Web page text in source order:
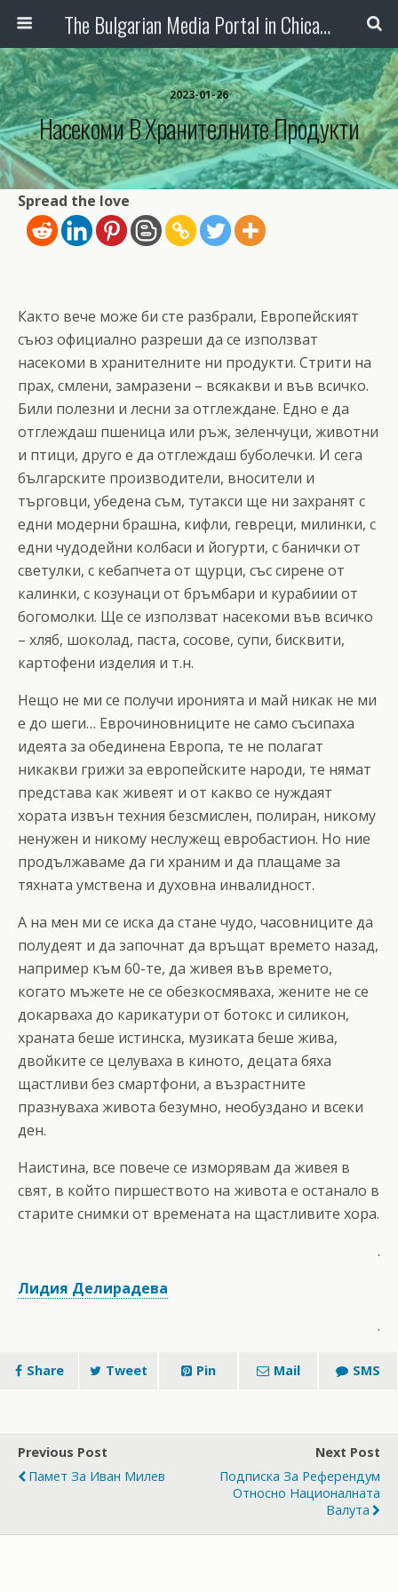
The Bulgarian Media Portal in Chicago
2023-01-26
Насекоми В Хранителните Продукти
Spread the love
Както вече може би сте разбрали, Европейският
съюз официално разреши да се използват
насекоми в хранителните ни продукти. Стрити на
прах, смлени, замразени – всякакви и във всичко.
Били полезни и лесни за отглеждане. Едно е да
отглеждаш пшеница или ръж, зеленчуци, животни
и птици, друго е да отглеждаш буболечки. И сега
българските производители, вносители и
търговци, убедена съм, тутакси ще ни захранят с
едни модерни брашна, кифли, гевреци, милинки, с
едни чудодейни колбаси и йогурти, с банички от
светулки, с кебапчета от щурци, със сирене от
калинки, с козунаци от бръмбари и курабиии от
богомолки. Ще се използват насекоми във всичко
– хляб, шоколад, паста, сосове, супи, бисквити,
картофени изделия и т.н.
Нещо не ми се получи иронията и май никак не ми
е до шеги… Еврочиновниците не само съсипаха
идеята за обединена Европа, те не полагат
никакви грижи за европейските народи, те нямат
представа как живеят и от какво се нуждаят
хората извън техния безсмислен, полиран, никому
ненужен и никому неслужещ евробастион. Но ние
продължаваме да ги храним и да плащаме за
тяхната умствена и духовна инвалидност.
А на мен ми се иска да стане чудо, часовниците да
полудеят и да започнат да връщат времето назад,
например към 60-те, да живея във времето,
когато мъжете не се обезкосмяваха, жените не се
докарваха до карикатури от ботокс и силикон,
храната беше истинска, музиката беше жива,
двойките се целуваха в киното, децата бяха
щастливи без смартфони, а възрастните
празнуваха живота безумно, необуздано и всеки
ден.
Наистина, все повече се изморявам да живея в
свят, в който пиршеството на живота е останало в
старите снимки от времената на щастливите хора.
.
Лидия Делирадева
.
Share Tweet Pin Mail SMS
Previous Post
Памет За Иван Милев
Next Post
Подписка За Референдум
Относно Националната
Валута